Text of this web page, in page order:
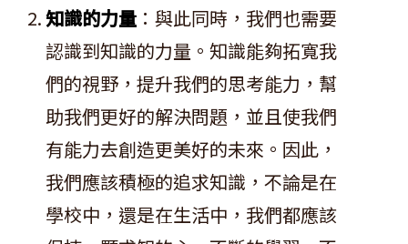
知識的力量 ：與此同時，我們也需要
認識到知識的力量。知識能夠拓寬我
們的視野，提升我們的思考能力，幫
助我們更好的解決問題，並且使我們
有能力去創造更美好的未來。因此，
我們應該積極的追求知識，不論是在
學校中，還是在生活中，我們都應該